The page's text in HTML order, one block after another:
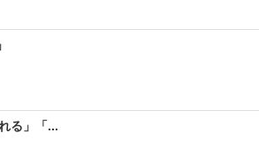
る」「...